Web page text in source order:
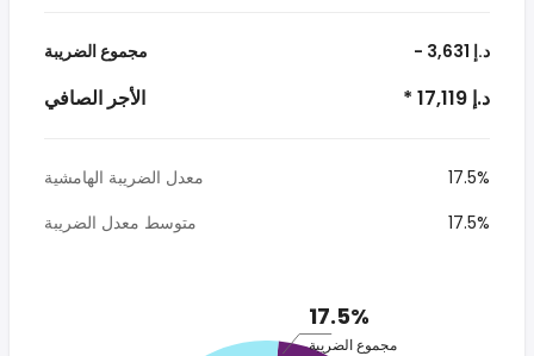
مجموع الضريبة - 3,631 د.إ
الأجر الصافي * 17,119 د.إ
معدل الضريبة الهامشية
17.5%
متوسط معدل الضريبة
17.5%
17.5%
مجموع الضريبة